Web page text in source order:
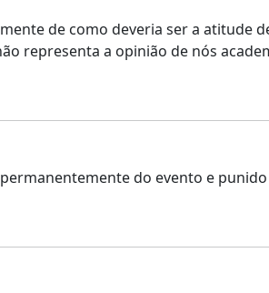
de como deveria ser a
representa a opinião de nós
do evento e